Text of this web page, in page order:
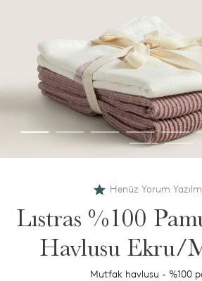
Henüz Yorum
Lıstras %100
Havlusu Ekru/
Mutfak havlusu - %100